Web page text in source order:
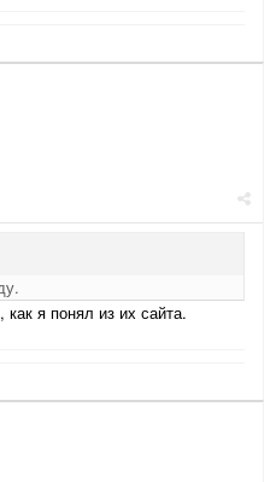
я понял из их сайта.